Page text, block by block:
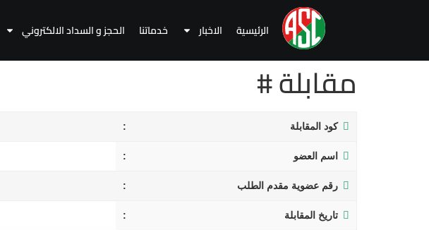
الرئيسية الاخبار خدماتنا الحجز و السداد الالكتروني
مقابلة #
كود المقابلة
اسم العضو
رقم عضوية مقدم الطلب
تاريخ المقابلة